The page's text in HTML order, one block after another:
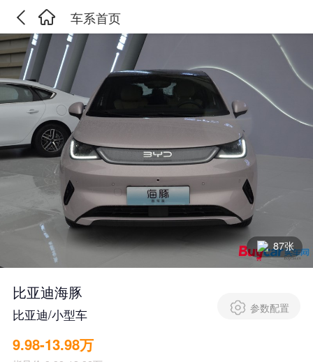
车系首页
87张
比亚迪海豚
比亚迪/小型车 参数配置
9.98-13.98万